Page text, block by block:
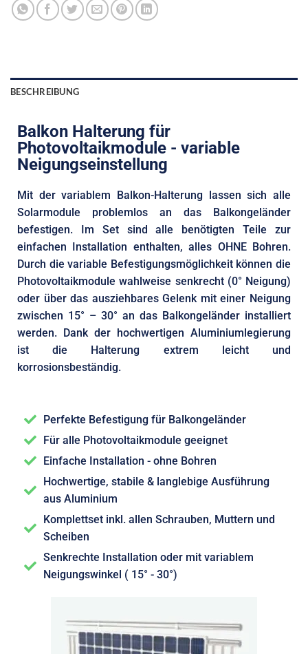
BESCHREIBUNG
Balkon Halterung für
Photovoltaikmodule - variable
Neigungseinstellung
Mit der variablem Balkon-Halterung lassen sich alle
Solarmodule problemlos an das Balkongeländer
befestigen. Im Set sind alle benötigten Teile zur
einfachen Installation enthalten, alles OHNE Bohren.
Durch die variable Befestigungsmöglichkeit können die
Photovoltaikmodule wahlweise senkrecht (0° Neigung)
oder über das ausziehbares Gelenk mit einer Neigung
zwischen 15° – 30° an das Balkongeländer installiert
werden. Dank der hochwertigen Aluminiumlegierung
ist die Halterung extrem leicht und
korrosionsbeständig.
Perfekte Befestigung für Balkongeländer
Für alle Photovoltaikmodule geeignet
Einfache Installation - ohne Bohren
Hochwertige, stabile & langlebige Ausführung
aus Aluminium
Komplettset inkl. allen Schrauben, Muttern und
Scheiben
Senkrechte Installation oder mit variablem
Neigungswinkel ( 15° - 30°)